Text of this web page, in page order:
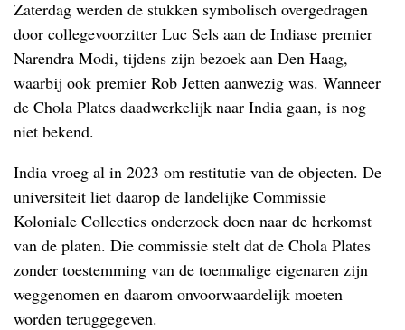
Zaterdag werden de stukken symbolisch overgedragen
door collegevoorzitter Luc Sels aan de Indiase premier
Narendra Modi, tijdens zijn bezoek aan Den Haag,
waarbij ook premier Rob Jetten aanwezig was. Wanneer
de Chola Plates daadwerkelijk naar India gaan, is nog
niet bekend.
India vroeg al in 2023 om restitutie van de objecten. De
universiteit liet daarop de landelijke Commissie
Koloniale Collecties onderzoek doen naar de herkomst
van de platen. Die commissie stelt dat de Chola Plates
zonder toestemming van de toenmalige eigenaren zijn
weggenomen en daarom onvoorwaardelijk moeten
worden teruggegeven.